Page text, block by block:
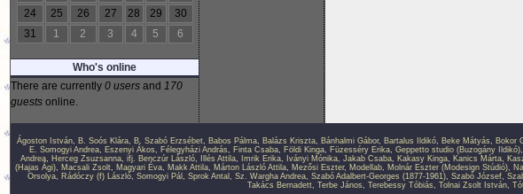
24
25 26 27 28 29
30
31
1 2 3 4 5 6
Who's online
There are currently 0 usersand 170
guestsonline.
Ágoston István, B. Soós Klára, B. Szabó Erzsébet, Babos Pálma, Balázs Kriszta, Bánhalmi Gábor, Bartalus Ildikó, Beke Mátyás, Bokor
E. Somogyi Andrea, Eszenyi Ákos, Félegyházi András, Finta Csaba, Földi Kinga, Füzesséry Erika, Geppetto studio (Buzogány Ildikó),
Andrea, Herceg Zsuzsanna, ifj. Benczúr László, Illés Attila, Imrik Erika, Iványi Mónika, Jakab Csaba, Kakasy Kinga, Kanics Márta,
(Hajas Ági), Macsali Zsolt, Magyari Éva, Makk Attila, Márton László Attila, Mezősi Eszter, Modellab, Molnár Eszter (Modesign Stúdió),
Orsolya, Rádóczy (f) László, Somogyi Pál , Sprok Antal , Sz. Wargha Andrea, Szabó Adalbert-Georges (1877-1961), Szabó József,
Takács Bernadett, Terbe János, Terebessy Tóbiás, Tolnai Zsolt István,